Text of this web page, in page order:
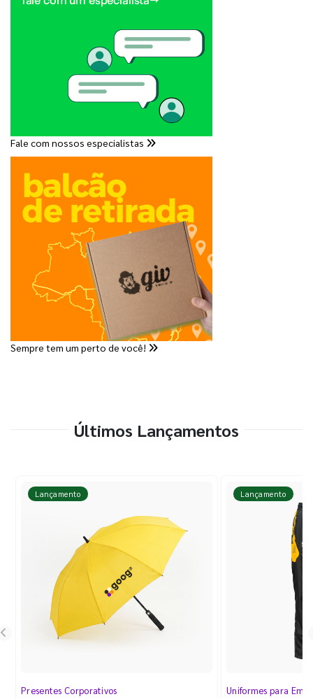
Fale com nossos especialistas
Sempre tem um perto de você!
Últimos Lançamentos
Lançamento
Presentes Corporativos
Lançamento
Uniformes para